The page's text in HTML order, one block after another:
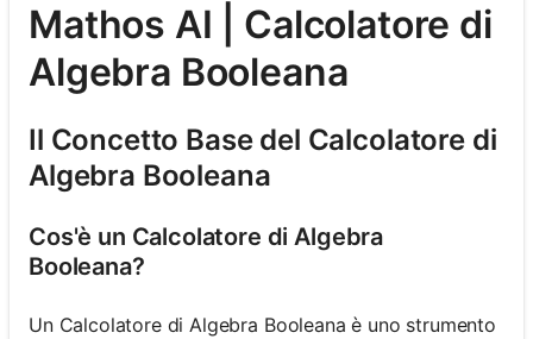
Mathos AI | Calcolatore di
Algebra Booleana
Il Concetto Base del Calcolatore di
Algebra Booleana
Cos'è un Calcolatore di Algebra
Booleana?
Un Calcolatore di Algebra Booleana è uno strumento